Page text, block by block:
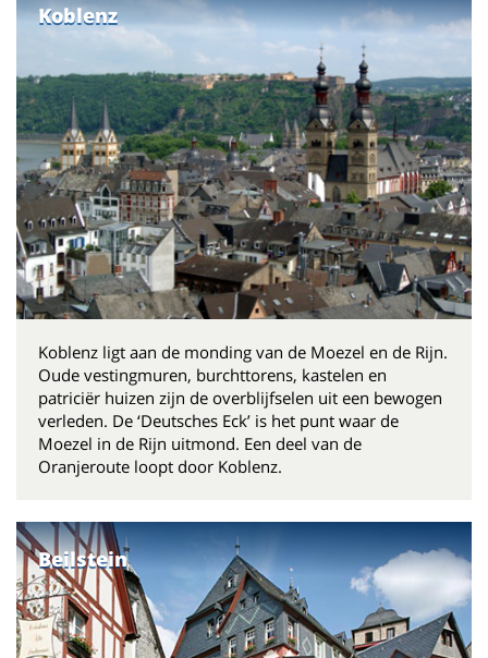
Koblenz
Koblenz ligt aan de monding van de Moezel en de Rijn.
Oude vestingmuren, burchttorens, kastelen en
patriciër huizen zijn de overblijfselen uit een bewogen
verleden. De ‘Deutsches Eck’ is het punt waar de
Moezel in de Rijn uitmond. Een deel van de
Oranjeroute loopt door Koblenz.
Beilstein